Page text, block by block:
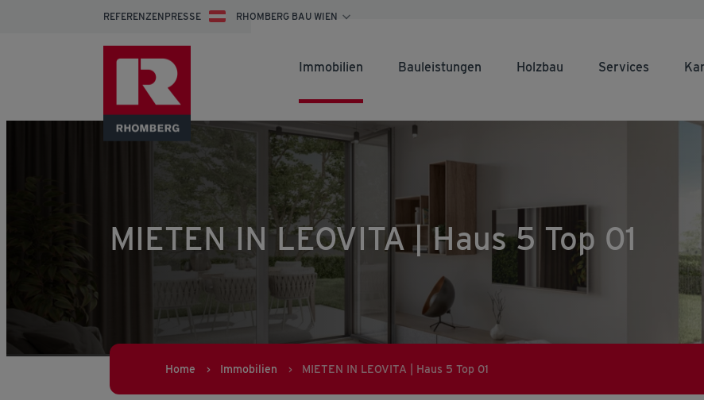
REFERENZENPRESSE RHOMBERG BAU WIEN
Immobilien Bauleistungen Holzbau Services
MIETEN IN LEOVITA | Haus 5 Top 01
Home > Immobilien > MIETEN IN LEOVITA | Haus 5 Top 01